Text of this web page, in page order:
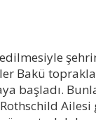
Bakü
başladı.
Ailesi